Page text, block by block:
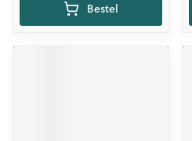
Bestel